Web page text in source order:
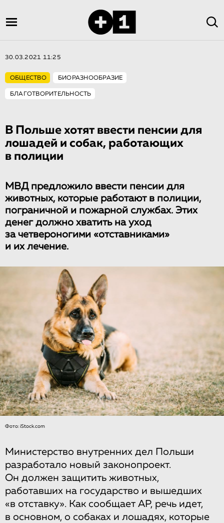
30.03.2021 11:25
ОБЩЕСТВО БИОРАЗНООБРАЗИЕ
БЛАГОТВОРИТЕЛЬНОСТЬ
В Польше хотят ввести пенсии для
лошадей и собак, работающих
в полиции
МВД предложило ввести пенсии для
животных, которые работают в полиции,
пограничной и пожарной службах. Этих
денег должно хватить на уход
за четвероногими «отставниками»
и их лечение.
Фото: iStock.com
Министерство внутренних дел Польши
разработало новый законопроект.
Он должен защитить животных,
работавших на государство и вышедших
«в отставку». Как сообщает AP, речь идет,
в основном, о собаках и лошадях, которые